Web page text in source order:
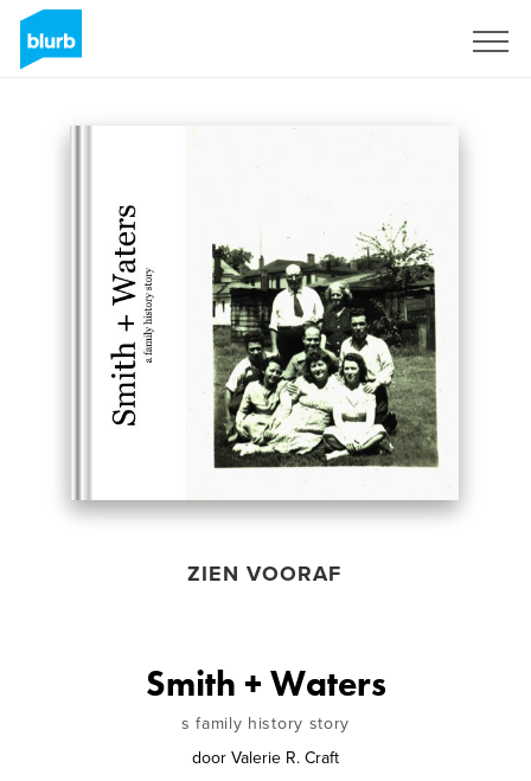
ZIEN VOORAF
Smith + Waters
s family history story
door Valerie R. Craft